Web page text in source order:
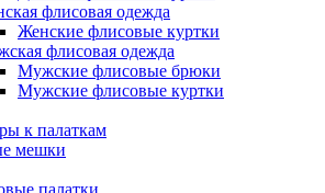
флисовая одежда
Женские флисовые куртки
флисовая одежда
Мужские флисовые брюки
Мужские флисовые куртки
к палаткам
мешки
палатки